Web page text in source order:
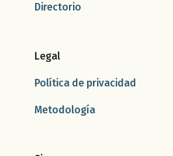
Directorio
Legal
Política de privacidad
Metodología